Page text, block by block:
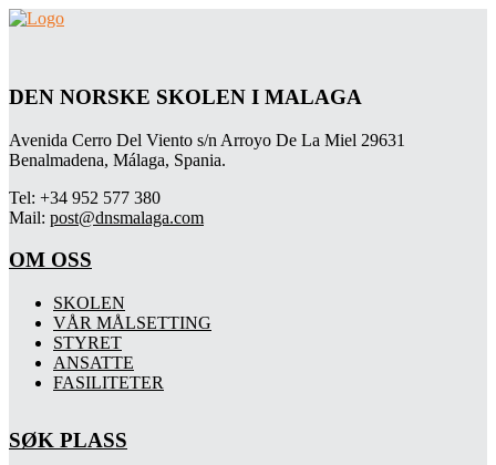
DEN NORSKE SKOLEN I MALAGA
Avenida Cerro Del Viento s/n Arroyo De La Miel 29631
Benalmadena, Málaga, Spania.
Tel: +34 952 577 380
Mail: post@dnsmalaga.com
OM OSS
SKOLEN
VÅR MÅLSETTING
STYRET
ANSATTE
FASILITETER
SØK PLASS